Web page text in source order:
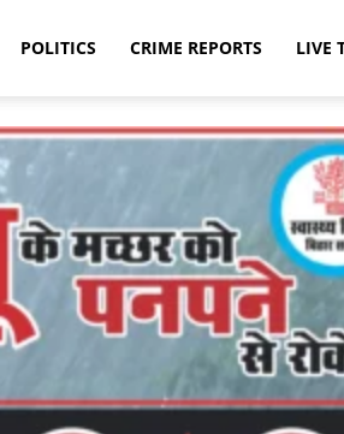
POLITICS CRIME REPORTS LIVE